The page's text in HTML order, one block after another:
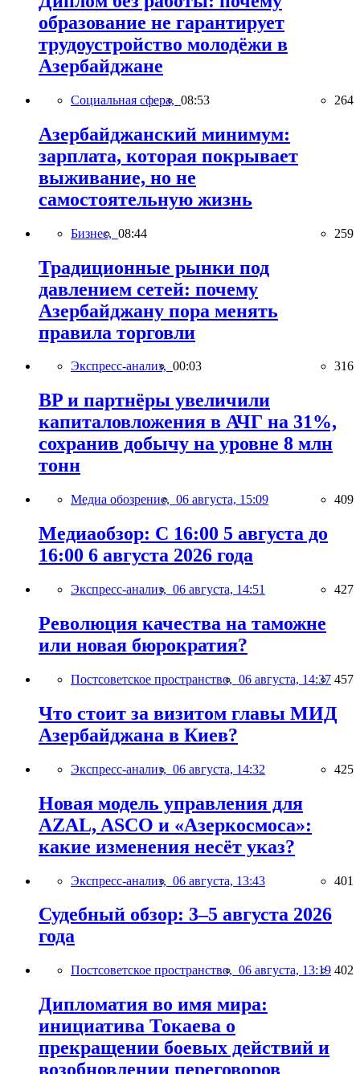
образование не гарантирует
трудоустройство молодёжи в
Азербайджане
Социальная сфера, 08:53 264
Азербайджанский минимум:
зарплата, которая покрывает
выживание, но не
самостоятельную жизнь
Бизнес, 08:44 259
Традиционные рынки под
давлением сетей: почему
Азербайджану пора менять
правила торговли
Экспресс-анализ, 00:03 316
BP и партнёры увеличили
капиталовложения в АЧГ на 31%,
сохранив добычу на уровне 8 млн
тонн
Медиа обозрение, 06 августа, 15:09 409
Медиаобзор: С 16:00 5 августа до
16:00 6 августа 2026 года
Экспресс-анализ, 06 августа, 14:51 427
Революция качества на таможне
или новая бюрократия?
Постсоветское пространство, 06 августа, 14:37 457
Что стоит за визитом главы МИД
Азербайджана в Киев?
Экспресс-анализ, 06 августа, 14:32 425
Новая модель управления для
AZAL, ASCO и «Азеркосмоса»:
какие изменения несёт указ?
Экспресс-анализ, 06 августа, 13:43 401
Судебный обзор: 3–5 августа 2026
года
Постсоветское пространство, 06 августа, 13:19 402
Дипломатия во имя мира:
инициатива Токаева о
прекращении боевых действий и
возобновлении переговоров